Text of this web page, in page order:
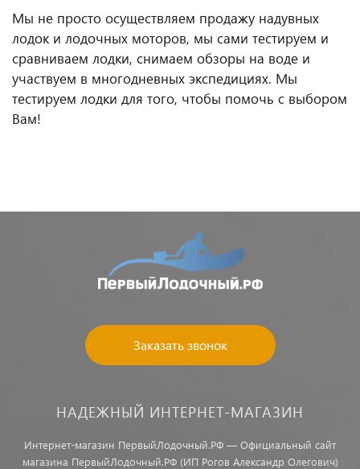
Мы не просто осуществляем продажу надувных
лодок и лодочных моторов, мы сами тестируем и
сравниваем лодки, снимаем обзоры на воде и
участвуем в многодневных экспедициях. Мы
тестируем лодки для того, чтобы помочь с выбором
Вам!
Заказать звонок
НАДЕЖНЫЙ ИНТЕРНЕТ-МАГАЗИН
Интернет-магазин ПервыйЛодочный.РФ — Официальный сайт
магазина ПервыйЛодочный.РФ (ИП Рогов Александр Олегович)